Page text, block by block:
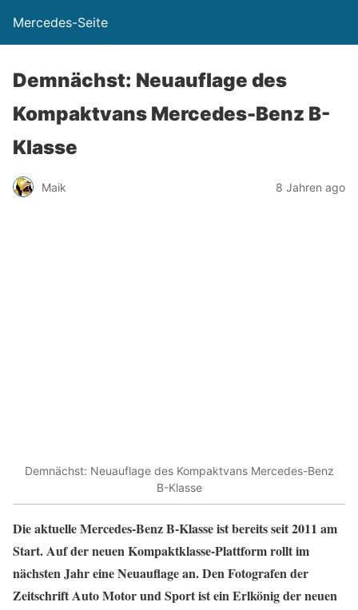
Mercedes-Seite
Demnächst: Neuauflage des
Kompaktvans Mercedes-Benz B-
Klasse
Maik 8 Jahren ago
Demnächst: Neuauflage des Kompaktvans Mercedes-Benz
B-Klasse
Die aktuelle Mercedes-Benz B-Klasse ist bereits seit 2011 am
Start. Auf der neuen Kompaktklasse-Plattform rollt im
nächsten Jahr eine Neuauflage an. Den Fotografen der
Zeitschrift Auto Motor und Sport ist ein Erlkönig der neuen